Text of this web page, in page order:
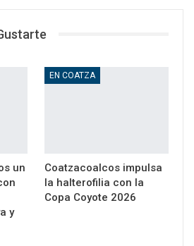
un
y
EN COATZA
Coatzacoalcos impulsa
la halterofilia con la
Copa Coyote 2026